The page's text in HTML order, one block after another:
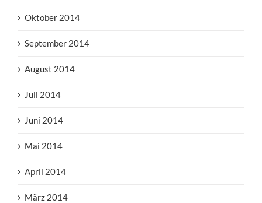
Oktober 2014
September 2014
August 2014
Juli 2014
Juni 2014
Mai 2014
April 2014
März 2014